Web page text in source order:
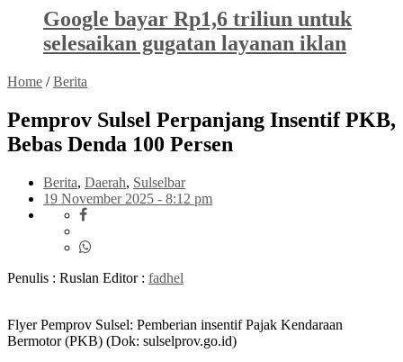
Google bayar Rp1,6 triliun untuk
selesaikan gugatan layanan iklan
Home /Berita
Pemprov Sulsel Perpanjang Insentif PKB,
Bebas Denda 100 Persen
Berita, Daerah, Sulselbar
19 November 2025 - 8:12 pm
Penulis : Ruslan Editor : fadhel
Flyer Pemprov Sulsel: Pemberian insentif Pajak Kendaraan
Bermotor (PKB) (Dok: sulselprov.go.id)